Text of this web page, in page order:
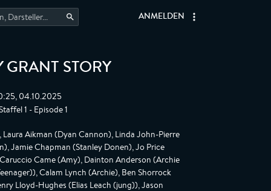
ANMELDEN
GRANT STORY
04.10.2025
1 - Episode 1
Aikman (Dyan Cannon), Linda John-Pierre
Jamie Chapman (Stanley Donen), Jo Price
Came (Amy), Dainton Anderson (Archie
Calam Lynch (Archie), Ben Shorrock
Lloyd-Hughes (Elias Leach (jung)), Jason